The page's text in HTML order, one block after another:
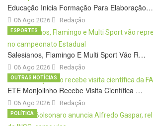
Educação Inicia Formação Para Elaboração…
06 Ago 2026 Redação
Salesianos, Flamingo E Multi Sport Vão R…
06 Ago 2026
ESPORTES
Redação
ETE Monjolinho Recebe Visita Científica …
06 Ago 2026
OUTRAS NOTÍCIAS
Redação
POLÍTICA